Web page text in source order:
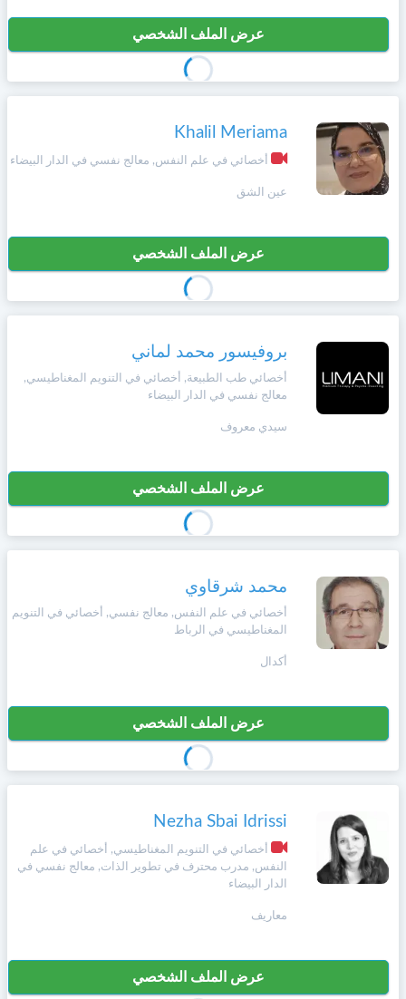
عرض الملف الشخصي
Khalil Meriama
أخصائي في علم النفس, معالج نفسي في الدار البيضاء
عين الشق
عرض الملف الشخصي
بروفيسور محمد لماني
أخصائي طب الطبيعة, أخصائي في التنويم المغناطيسي,
معالج نفسي في الدار البيضاء
سيدي معروف
عرض الملف الشخصي
محمد شرقاوي
أخصائي في علم النفس, معالج نفسي, أخصائي في التنويم
المغناطيسي في الرباط
أكدال
عرض الملف الشخصي
Nezha Sbai Idrissi
أخصائي في التنويم المغناطيسي, أخصائي في علم
النفس, مدرب محترف في تطوير الذات, معالج نفسي في
الدار البيضاء
معاريف
عرض الملف الشخصي